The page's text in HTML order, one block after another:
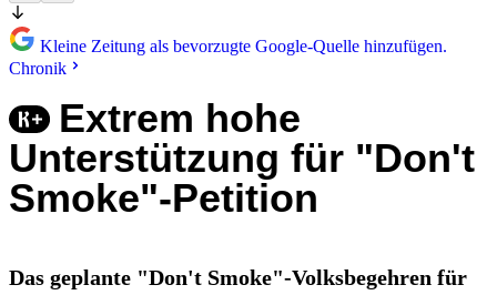
Kleine Zeitung als bevorzugte Google-Quelle hinzufügen.
Chronik
Extrem hohe
Unterstützung für "Don't
Smoke"-Petition
Das geplante "Don't Smoke"-Volksbegehren für